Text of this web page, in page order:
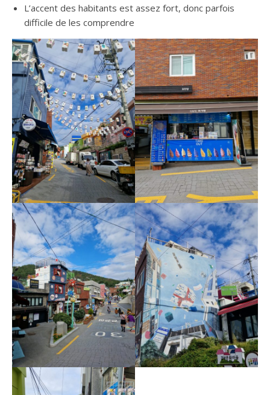
L’accent des habitants est assez fort, donc parfois
difficile de les comprendre